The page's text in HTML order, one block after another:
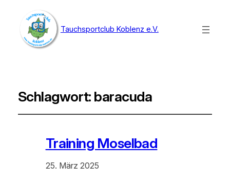
Tauchsportclub Koblenz e.V.
Schlagwort: baracuda
Training Moselbad
25. März 2025